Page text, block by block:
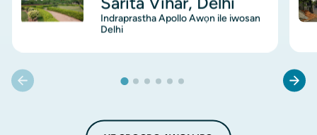
Indraprastha Apollo Awọn ile iwosan
Delhi